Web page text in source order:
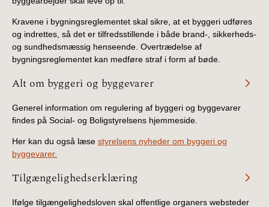
Kravene i bygningsreglementet skal sikre, at et byggeri udføres
og indrettes, så det er tilfredsstillende i både brand-, sikkerheds-
og sundhedsmæssig henseende. Overtrædelse af
bygningsreglementet kan medføre straf i form af bøde.
Alt om byggeri og byggevarer
Generel information om regulering af byggeri og byggevarer
findes på Social- og Boligstyrelsens hjemmeside.
Her kan du også læse styrelsens nyheder om byggeri og
byggevarer.
Tilgængelighedserklæring
Ifølge tilgængelighedsloven skal offentlige organers websteder